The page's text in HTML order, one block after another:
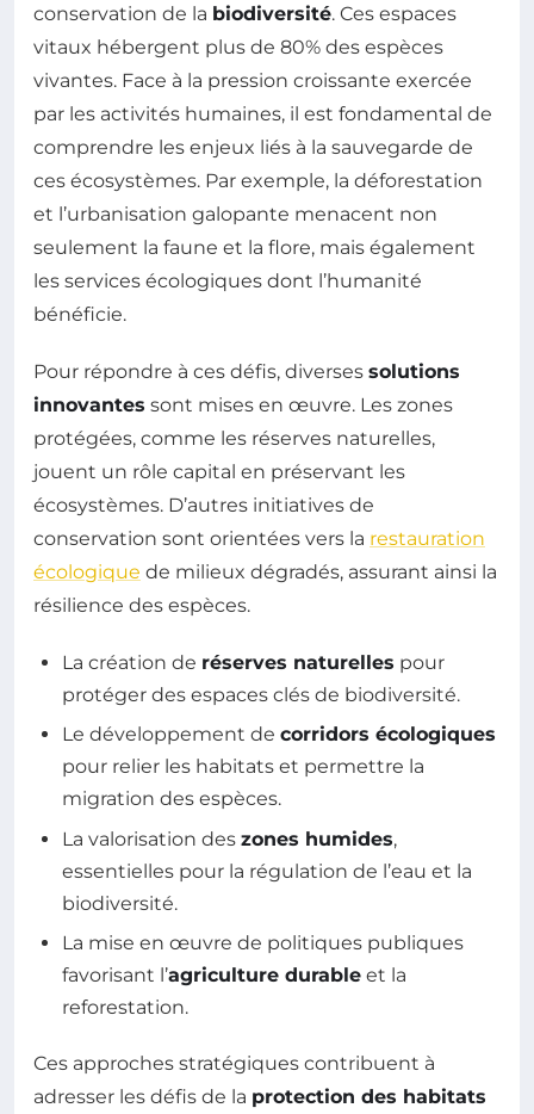
conservation de la biodiversité. Ces espaces
vitaux hébergent plus de 80% des espèces
vivantes. Face à la pression croissante exercée
par les activités humaines, il est fondamental de
comprendre les enjeux liés à la sauvegarde de
ces écosystèmes. Par exemple, la déforestation
et l’urbanisation galopante menacent non
seulement la faune et la flore, mais également
les services écologiques dont l’humanité
bénéficie.
Pour répondre à ces défis, diverses solutions
innovantes sont mises en œuvre. Les zones
protégées, comme les réserves naturelles,
jouent un rôle capital en préservant les
écosystèmes. D’autres initiatives de
conservation sont orientées vers la restauration
écologique de milieux dégradés, assurant ainsi la
résilience des espèces.
La création de réserves naturelles pour
protéger des espaces clés de biodiversité.
Le développement de corridors écologiques
pour relier les habitats et permettre la
migration des espèces.
La valorisation des zones humides,
essentielles pour la régulation de l’eau et la
biodiversité.
La mise en œuvre de politiques publiques
favorisant l’agriculture durable et la
reforestation.
Ces approches stratégiques contribuent à
adresser les défis de la protection des habitats